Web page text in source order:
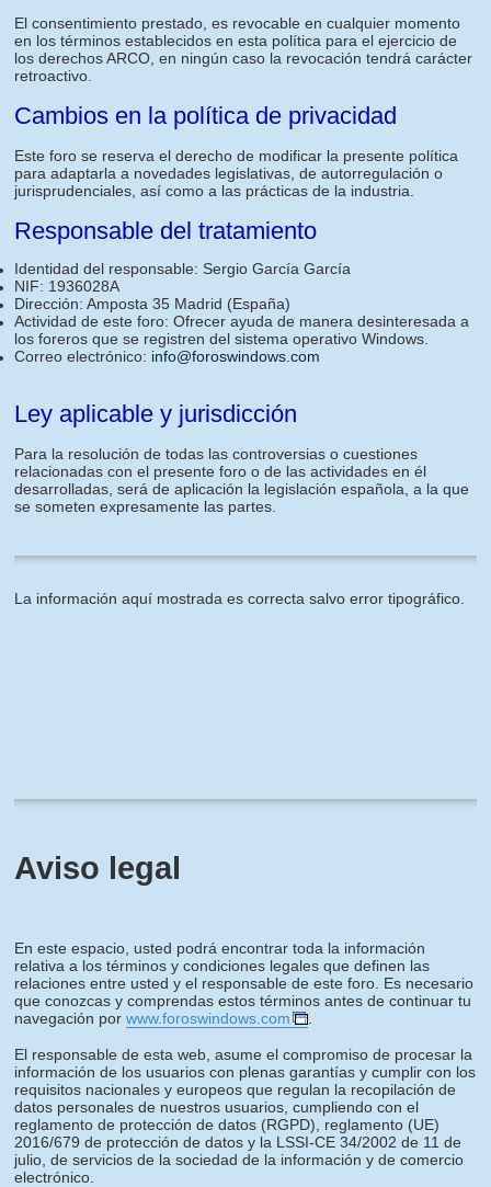
El consentimiento prestado, es revocable en cualquier momento
en los términos establecidos en esta política para el ejercicio de
los derechos ARCO, en ningún caso la revocación tendrá carácter
retroactivo.
Cambios en la política de privacidad
Este foro se reserva el derecho de modificar la presente política
para adaptarla a novedades legislativas, de autorregulación o
jurisprudenciales, así como a las prácticas de la industria.
Responsable del tratamiento
Identidad del responsable: Sergio García García
NIF: 1936028A
Dirección: Amposta 35 Madrid (España)
Actividad de este foro: Ofrecer ayuda de manera desinteresada a
los foreros que se registren del sistema operativo Windows.
Correo electrónico: info@foroswindows.com
Ley aplicable y jurisdicción
Para la resolución de todas las controversias o cuestiones
relacionadas con el presente foro o de las actividades en él
desarrolladas, será de aplicación la legislación española, a la que
se someten expresamente las partes.
La información aquí mostrada es correcta salvo error tipográfico.
Aviso legal
En este espacio, usted podrá encontrar toda la información
relativa a los términos y condiciones legales que definen las
relaciones entre usted y el responsable de este foro. Es necesario
que conozcas y comprendas estos términos antes de continuar tu
navegación por www.foroswindows.com
El responsable de esta web, asume el compromiso de procesar la
información de los usuarios con plenas garantías y cumplir con los
requisitos nacionales y europeos que regulan la recopilación de
datos personales de nuestros usuarios, cumpliendo con el
reglamento de protección de datos (RGPD), reglamento (UE)
2016/679 de protección de datos y la LSSI-CE 34/2002 de 11 de
julio, de servicios de la sociedad de la información y de comercio
electrónico.